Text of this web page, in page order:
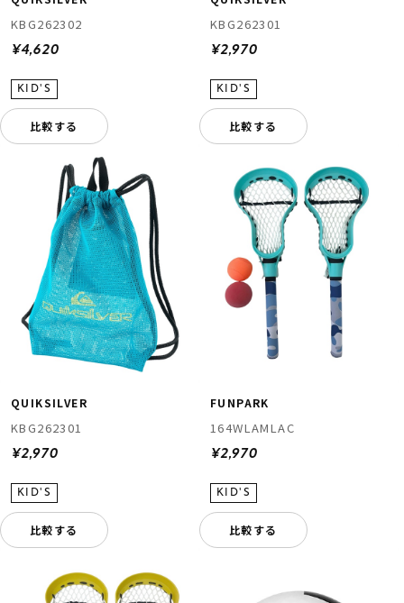
KBG262302
¥4,620
比較する
KBG262301
¥2,970
比較する
QUIKSILVER
KBG262301
¥2,970
比較する
FUNPARK
164WLAMLAC
¥2,970
比較する